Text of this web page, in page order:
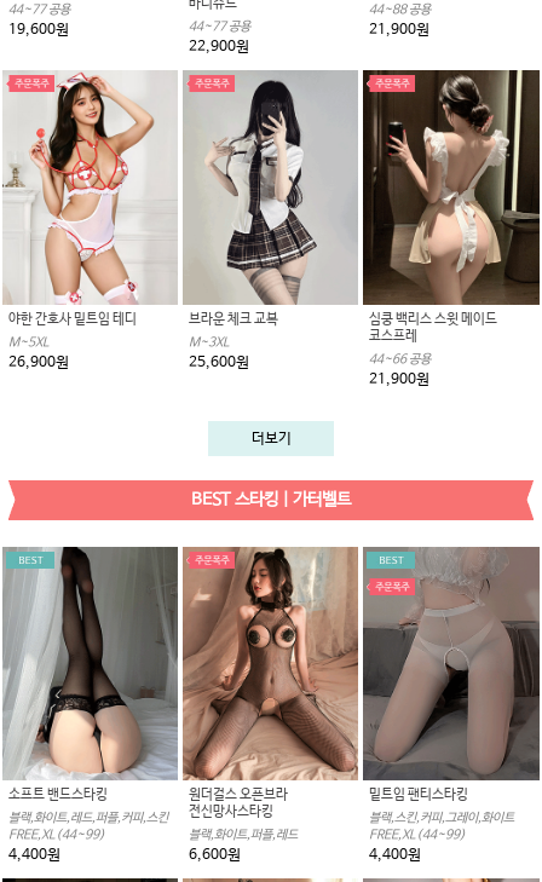
44~77 공용
19,600원
바디슈트
44~77 공용
22,900원
44~88 공용
21,900원
야한 간호사 밑트임 테디
M~5XL
26,900원
브라운 체크 교복
M~3XL
25,600원
심쿵 백리스 스윗 메이드
코스프레
44~66 공용
21,900원
더보기
BEST 스타킹 | 가터벨트
소프트 밴드스타킹
블랙,화이트,레드,퍼플,커피,스킨
FREE,XL(44~99)
4,400원
원더걸스 오픈브라
전신망사스타킹
블랙,화이트,퍼플,레드
6,600원
밑트임 팬티스타킹
블랙,스킨,커피,그레이,화이트
FREE,XL(44~99)
4,400원